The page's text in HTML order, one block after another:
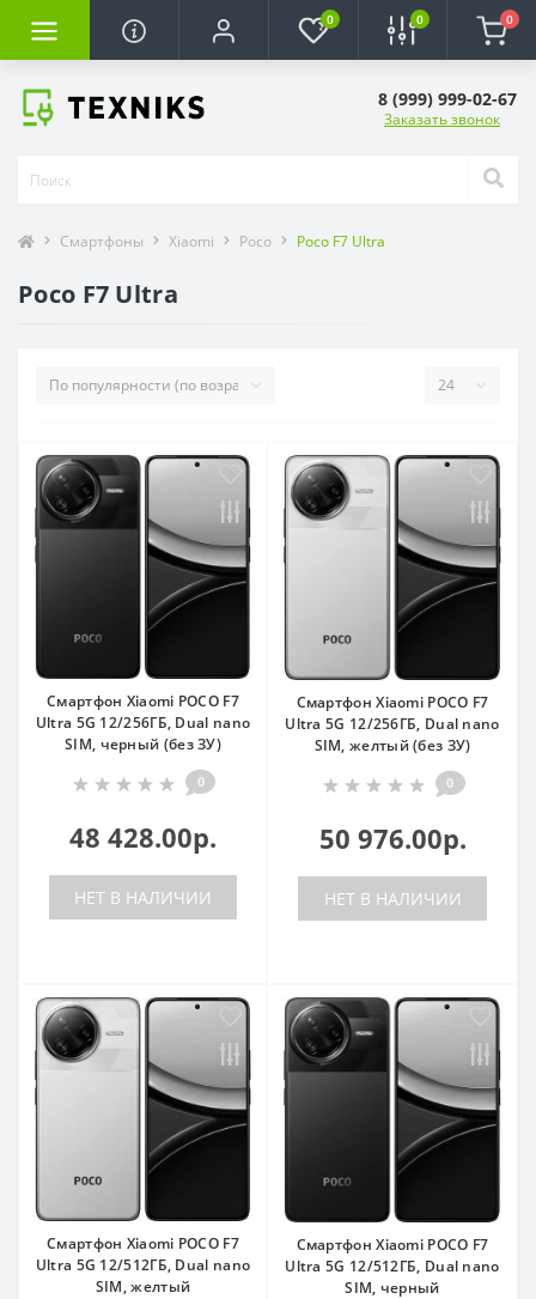
0 0 0
8 (999) 999-02-67
Заказать звонок
Смартфоны Xiaomi Poco Poco F7 Ultra
Poco F7 Ultra
Смартфон Xiaomi POCO F7
Ultra 5G 12/256ГБ, Dual nano
SIM, черный (без ЗУ)
0
48 428.00р.
НЕТ В НАЛИЧИИ
Смартфон Xiaomi POCO F7
Ultra 5G 12/256ГБ, Dual nano
SIM, желтый (без ЗУ)
0
50 976.00р.
НЕТ В НАЛИЧИИ
Смартфон Xiaomi POCO F7
Ultra 5G 12/512ГБ, Dual nano
SIM, желтый
Смартфон Xiaomi POCO F7
Ultra 5G 12/512ГБ, Dual nano
SIM, черный